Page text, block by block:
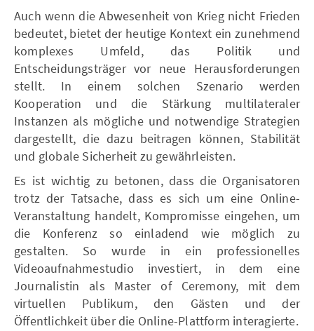
Auch wenn die Abwesenheit von Krieg nicht Frieden
bedeutet, bietet der heutige Kontext ein zunehmend
komplexes Umfeld, das Politik und
Entscheidungsträger vor neue Herausforderungen
stellt. In einem solchen Szenario werden
Kooperation und die Stärkung multilateraler
Instanzen als mögliche und notwendige Strategien
dargestellt, die dazu beitragen können, Stabilität
und globale Sicherheit zu gewährleisten.
Es ist wichtig zu betonen, dass die Organisatoren
trotz der Tatsache, dass es sich um eine Online-
Veranstaltung handelt, Kompromisse eingehen, um
die Konferenz so einladend wie möglich zu
gestalten. So wurde in ein professionelles
Videoaufnahmestudio investiert, in dem eine
Journalistin als Master of Ceremony, mit dem
virtuellen Publikum, den Gästen und der
Öffentlichkeit über die Online-Plattform interagierte.